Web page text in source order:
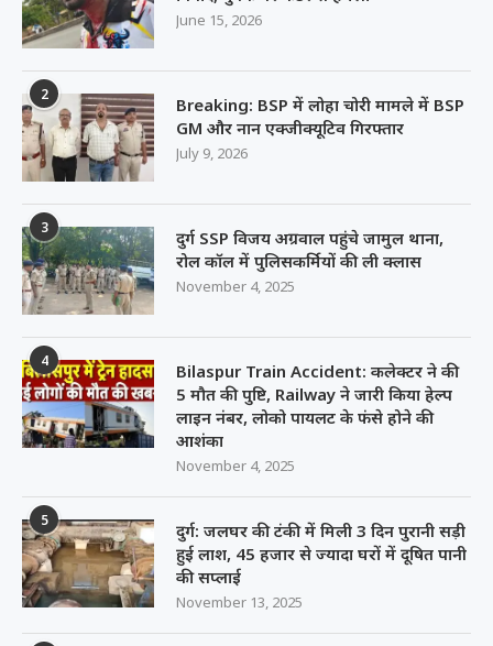
June 15, 2026
2
Breaking: BSP में लोहा चोरी मामले में BSP
GM और नान एक्जीक्यूटिव गिरफ्तार
July 9, 2026
3
दुर्ग SSP विजय अग्रवाल पहुंचे जामुल थाना,
रोल कॉल में पुलिसकर्मियों की ली क्लास
November 4, 2025
4
Bilaspur Train Accident: कलेक्टर ने की
5 मौत की पुष्टि, Railway ने जारी किया हेल्प
लाइन नंबर, लोको पायलट के फंसे होने की
आशंका
November 4, 2025
5
दुर्ग: जलघर की टंकी में मिली 3 दिन पुरानी सड़ी
हुई लाश, 45 हजार से ज्यादा घरों में दूषित पानी
की सप्लाई
November 13, 2025